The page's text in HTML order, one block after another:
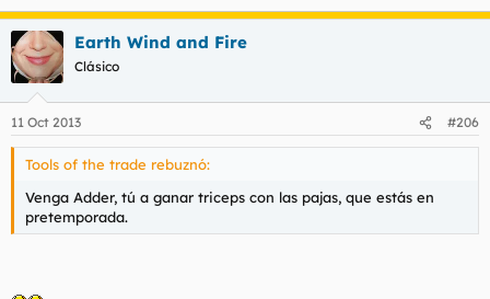
Earth Wind and Fire
Clásico
11 Oct 2013 #206
Tools of the trade rebuznó:
Venga Adder, tú a ganar triceps con las pajas, que estás en
pretemporada.